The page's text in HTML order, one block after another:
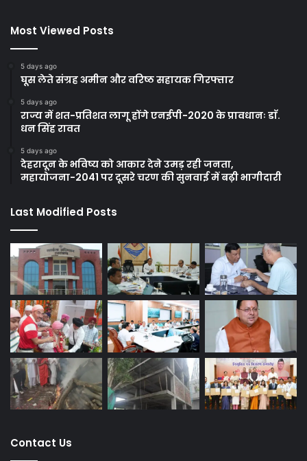
Most Viewed Posts
5 days ago
घूस लेते संग्रह अमीन और वरिष्ठ सहायक गिरफ्तार
5 days ago
राज्य में शत-प्रतिशत लागू होंगे एनईपी-2020 के प्रावधानः डाॅ.
धन सिंह रावत
5 days ago
देहरादून के भविष्य को आकार देने उमड़ रही जनता,
महायोजना-2041 पर दूसरे चरण की सुनवाई में बढ़ी भागीदारी
Last Modified Posts
Contact Us